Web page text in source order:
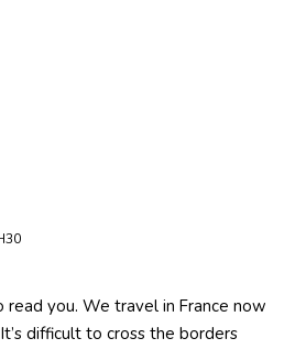
read you. We travel in France now
difficult to cross the borders